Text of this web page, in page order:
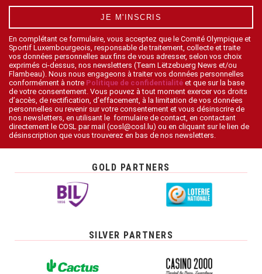
JE M'INSCRIS
En complétant ce formulaire, vous acceptez que le Comité Olympique et
Sportif Luxembourgeois, responsable de traitement, collecte et traite
vos données personnelles aux fins de vous adresser, selon vos choix
exprimés ci-dessus, nos newsletters (Team Lëtzebuerg News et/ou
Flambeau). Nous nous engageons à traiter vos données personnelles
conformément à notre Politique de confidentialité et que sur la base
de votre consentement. Vous pouvez à tout moment exercer vos droits
d’accès, de rectification, d’effacement, à la limitation de vos données
personnelles ou revenir sur votre consentement et vous désinscrire de
nos newsletters, en utilisant le formulaire de contact, en contactant
directement le COSL par mail (cosl@cosl.lu) ou en cliquant sur le lien de
désinscription que vous trouverez en bas de nos newsletters.
GOLD PARTNERS
SILVER PARTNERS